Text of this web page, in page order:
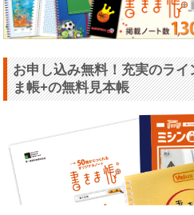
お申し込み無料！充実のラ
ま帳+の無料見本帳